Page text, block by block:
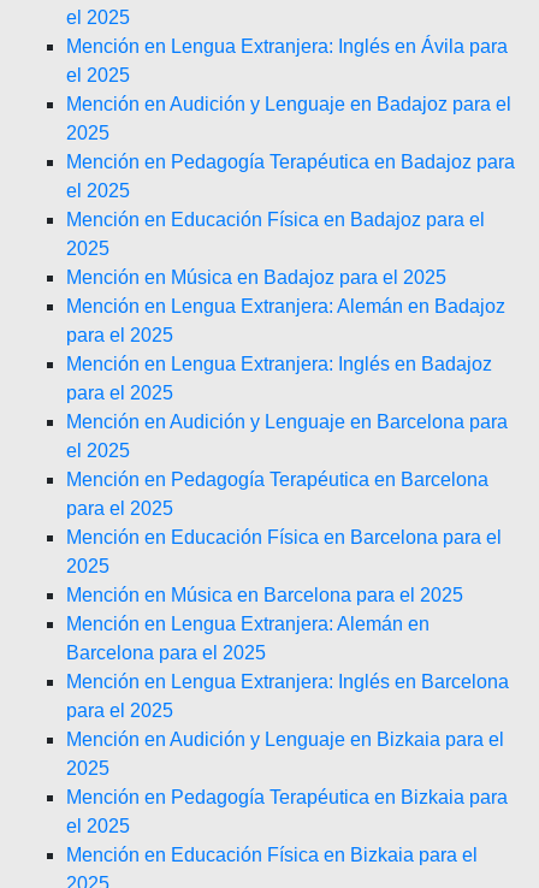
el 2025
Mención en Lengua Extranjera: Inglés en Ávila para
el 2025
Mención en Audición y Lenguaje en Badajoz para el
2025
Mención en Pedagogía Terapéutica en Badajoz para
el 2025
Mención en Educación Física en Badajoz para el
2025
Mención en Música en Badajoz para el 2025
Mención en Lengua Extranjera: Alemán en Badajoz
para el 2025
Mención en Lengua Extranjera: Inglés en Badajoz
para el 2025
Mención en Audición y Lenguaje en Barcelona para
el 2025
Mención en Pedagogía Terapéutica en Barcelona
para el 2025
Mención en Educación Física en Barcelona para el
2025
Mención en Música en Barcelona para el 2025
Mención en Lengua Extranjera: Alemán en
Barcelona para el 2025
Mención en Lengua Extranjera: Inglés en Barcelona
para el 2025
Mención en Audición y Lenguaje en Bizkaia para el
2025
Mención en Pedagogía Terapéutica en Bizkaia para
el 2025
Mención en Educación Física en Bizkaia para el
2025